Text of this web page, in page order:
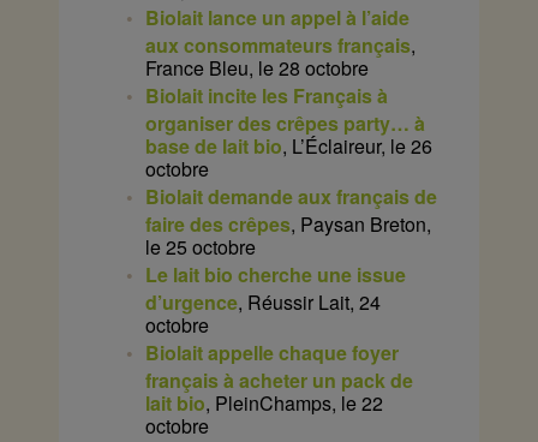
Biolait lance un appel à l’aide
aux consommateurs français,
France Bleu, le 28 octobre
Biolait incite les Français à
organiser des crêpes party… à
base de lait bio, L’Éclaireur, le 26
octobre
Biolait demande aux français de
faire des crêpes, Paysan Breton,
le 25 octobre
Le lait bio cherche une issue
d’urgence, Réussir Lait, 24
octobre
Biolait appelle chaque foyer
français à acheter un pack de
lait bio, PleinChamps, le 22
octobre